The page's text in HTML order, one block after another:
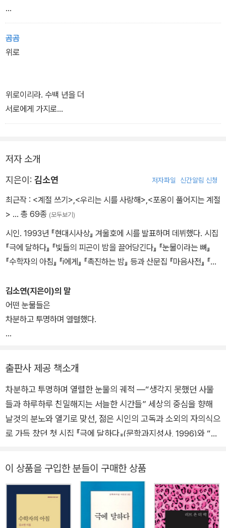
아무 말 하지 않고
어떤 사람도 떠올리지 않은 채
한쪽 끝과 한쪽 끝에
여름이 있었고
소낙비를 맞아
강 건너는 물소를 쳐다보며 앉아 있던
여름이 있었고
젖은 나뭇잎들 끌어 모아
한 잔 찻물을 끓이기 위해
한나절을 불 지피던
여름이 있었다
11월도 여름이었고
12월도 여름이었으나
눈 뜨면 봄이었고
꿈속은 겨울이었던
곰곰
위로
위로이리라. 수백 년을 더
서로에게 가지로
닿아도 된다는 건
나무는 별을 보며
별이
유독 뾰족해지는 밤
나무들은 남몰래
가지 끝을 조금 더 뾰족하게 수선한다
나무들 정수리는
이동력이 없는 것들의 모양새는
별이
별과 함께 별자리를 만든 건
불안했던 인류에게 남긴
나무 사이
저자 소개
지은이: 김소연 저자파일 신간알림 신청
최근작 : <계절 쓰기>,<우리는 시를 사랑해>,<포옹이 풀어지는 계절
> … 총 69종 (모두보기)
시인. 1993년 『현대시사상』 겨울호에 시를 발표하며 데뷔했다. 시집
『극에 달하다』 『빛들의 피곤이 밤을 끌어당긴다』 『눈물이라는 뼈』
『수학자의 아침』 『i에게』 『촉진하는 밤』 등과 산문집 『마음사전』 『시
없다』 『그 좋았던 시간에』 『어금니 깨물기』 『생활체육과 시』 등을 냈
다.
김소연(지은이)의 말
어떤 눈물들은
차분하고 투명하며 열렬했다.
나의 문학이.
그리고 나의 삶이.
내게 뼈를 보여주신 당신께,
고마움과 미안함과 황홀함을 전한다.
출판사 제공 책소개
차분하고 투명하며 열렬한 눈물의 궤적 ―“생각지 못했던 사물
들과 하루하루 친밀해지는 서늘한 시간들” 세상의 중심을 향해
날것의 분노와 열기로 맞선, 젊은 시인의 고독과 소외의 자의식으
로 가득 찼던 첫 시집 『극에 달하다』(문학과지성사, 1996)와 “빛
곤이 밤을 끌어당긴다』(민음사, 2006)를 통해 “선명한 감각적
은유의 직물로 구성”(문학평론가 김진수)한다는 평을 들어온 김
소연 시인이 세번째 시집 『눈물이라는 뼈』(문학과지성사, 2009)
를 펴냈다. 첫 시집과 두번째 시집의 발간이 10년의 간격을 두고
이 상품을 구입한 분들이 구매한 상품